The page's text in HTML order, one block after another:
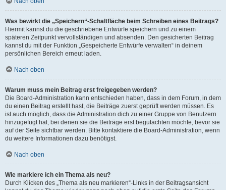
Was bewirkt die „Speichern“-Schaltfläche beim Schreiben eines Beitrags?
Hiermit kannst du die geschriebene Entwürfe speichern und zu einem
späteren Zeitpunkt vervollständigen und absenden. Den gesicherten Beitrag
kannst du mit der Funktion „Gespeicherte Entwürfe verwalten“ in deinem
persönlichen Bereich erneut laden.
Nach oben
Warum muss mein Beitrag erst freigegeben werden?
Die Board-Administration kann entschieden haben, dass in dem Forum, in dem
du einen Beitrag erstellt hast, die Beiträge zuerst geprüft werden müssen. Es
ist auch möglich, dass die Administration dich zu einer Gruppe von Benutzern
hinzugefügt hat, bei denen sie die Beiträge erst begutachten möchte, bevor sie
auf der Seite sichtbar werden. Bitte kontaktiere die Board-Administration, wenn
du weitere Informationen dazu benötigst.
Nach oben
Wie markiere ich ein Thema als neu?
Durch Klicken des „Thema als neu markieren“-Links in der Beitragsansicht